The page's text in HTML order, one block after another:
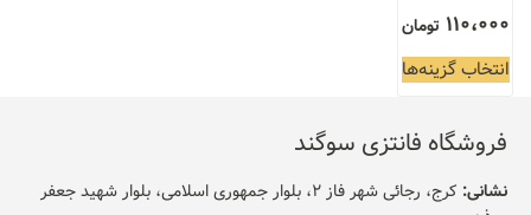
110،000 تومان
انتخاب گزینه‌ها
فروشگاه فانتزی سوگند
نشانی:
کرج، رجائی شهر فاز 2، بلوار جمهوری اسلامی، بلوار شهید جعفر